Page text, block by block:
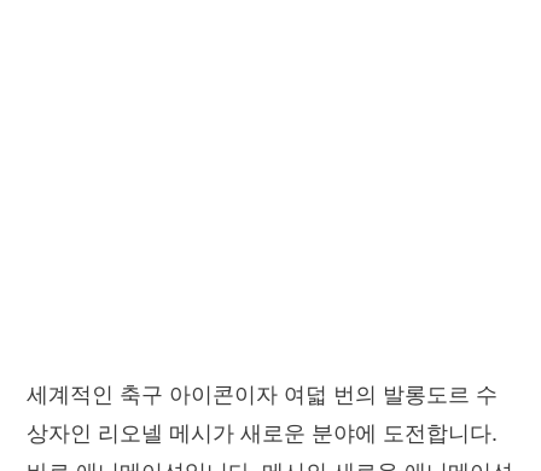
세계적인 축구 아이콘이자 여덟 번의 발롱도르 수
상자인 리오넬 메시가 새로운 분야에 도전합니다.